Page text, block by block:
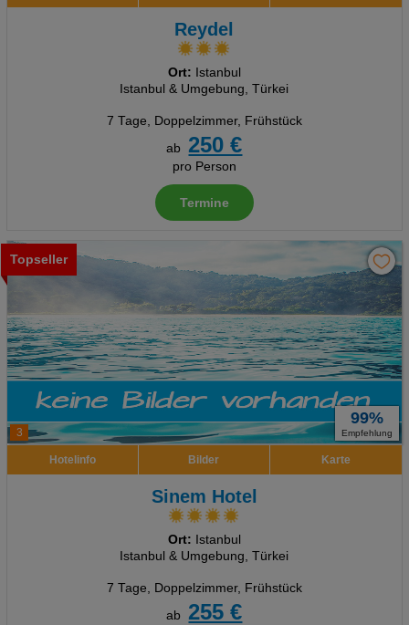
Reydel
Ort: Istanbul
Istanbul & Umgebung, Türkei
7 Tage, Doppelzimmer, Frühstück
ab
250 €
pro Person
Termine
3
Topseller
99%
Empfehlung
Hotelinfo Bilder Karte
Sinem Hotel
Ort: Istanbul
Istanbul & Umgebung, Türkei
7 Tage, Doppelzimmer, Frühstück
ab
255 €